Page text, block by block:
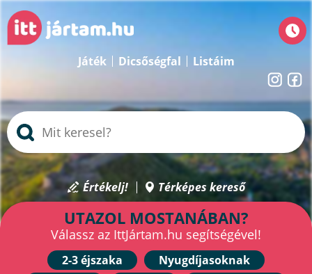
Játék Dicsőségfal Listáim
Értékelj! Térképes kereső
UTAZOL MOSTANÁBAN?
Válassz az IttJártam.hu segítségével!
2-3 éjszaka
Nyugdíjasoknak